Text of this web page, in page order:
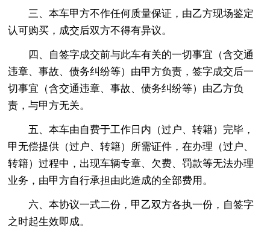
三、本车甲方不作任何质量保证，由乙方现场鉴定
认可购买，成交后双方不得有异议。
四、自签字成交前与此车有关的一切事宜（含交通
违章、事故、债务纠纷等）由甲方负责，签字成交后一
切事宜（含交通违章、事故、债务纠纷等）由乙方负
责，与甲方无关。
五、本车由自费于工作日内（过户、转籍）完毕，
甲无偿提供（过户、转籍）所需证件，在办理（过户、
转籍）过程中，出现车辆专章、欠费、罚款等无法办理
业务，由甲方自行承担由此造成的全部费用。
六、本协议一式二份，甲乙双方各执一份，自签字
之时起生效即成。